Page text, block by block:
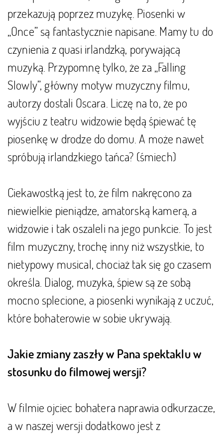
przekazują poprzez muzykę. Piosenki w
„Once” są fantastycznie napisane. Mamy tu do
czynienia z quasi irlandzką, porywającą
muzyką. Przypomnę tylko, że za „Falling
Slowly”, główny motyw muzyczny filmu,
autorzy dostali Oscara. Liczę na to, że po
wyjściu z teatru widzowie będą śpiewać tę
piosenkę w drodze do domu. A może nawet
spróbują irlandzkiego tańca? (śmiech)
Ciekawostką jest to, że film nakręcono za
niewielkie pieniądze, amatorską kamerą, a
widzowie i tak oszaleli na jego punkcie. To jest
film muzyczny, trochę inny niż wszystkie, to
nietypowy musical, chociaż tak się go czasem
określa. Dialog, muzyka, śpiew są ze sobą
mocno splecione, a piosenki wynikają z uczuć,
które bohaterowie w sobie ukrywają.
Jakie zmiany zaszły w Pana spektaklu w
stosunku do filmowej wersji?
W filmie ojciec bohatera naprawia odkurzacze,
a w naszej wersji dodatkowo jest z